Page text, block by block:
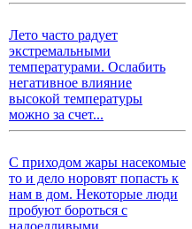
Лето часто радует
экстремальными
температурами. Ослабить
негативное влияние
высокой температуры
можно за счет...
С приходом жары насекомые
то и дело норовят попасть к
нам в дом. Некоторые люди
пробуют бороться с
надоедливыми...